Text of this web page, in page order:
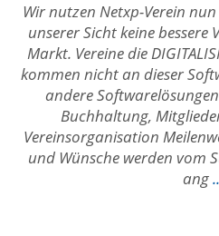
Wir nutzen Netxp-Verein
unserer Sicht keine bessere
Markt. Vereine die
kommen nicht an dieser
andere
Buchhaltung,
Vereinsorganisation
und Wünsche werden vom
ang